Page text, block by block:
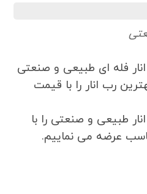
فله ای طبیعی و صنعتی
رب انار را با قیمت
انار طبیعی و صنعتی را با
عرضه می نماییم.